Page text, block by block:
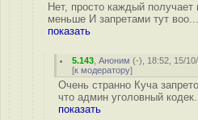
Нет, просто каждый
меньше И запретами тут воо...
показать
5.143 ,Аноним (-), 18:52, 15/
[к модератору]
Очень странно Куча
что админ уголовный
показать